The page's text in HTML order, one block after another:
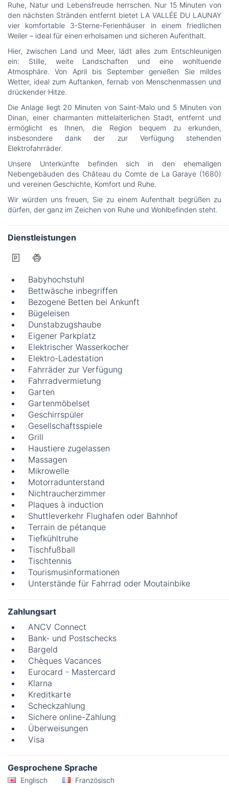
Ruhe, Natur und Lebensfreude herrschen. Nur 15 Minuten von
den nächsten Stränden entfernt bietet LA VALLÉE DU LAUNAY
vier komfortable 3-Sterne-Ferienhäuser in einem friedlichen
Weiler – ideal für einen erholsamen und sicheren Aufenthalt.
Hier, zwischen Land und Meer, lädt alles zum Entschleunigen
ein: Stille, weite Landschaften und eine wohltuende
Atmosphäre. Von April bis September genießen Sie mildes
Wetter, ideal zum Auftanken, fernab von Menschenmassen und
drückender Hitze.
Die Anlage liegt 20 Minuten von Saint-Malo und 5 Minuten von
Dinan, einer charmanten mittelalterlichen Stadt, entfernt und
ermöglicht es Ihnen, die Region bequem zu erkunden,
insbesondere dank der zur Verfügung stehenden
Elektrofahrräder.
Unsere Unterkünfte befinden sich in den ehemaligen
Nebengebäuden des Château du Comte de La Garaye (1680)
und vereinen Geschichte, Komfort und Ruhe.
Wir würden uns freuen, Sie zu einem Aufenthalt begrüßen zu
dürfen, der ganz im Zeichen von Ruhe und Wohlbefinden steht.
Dienstleistungen
Babyhochstuhl
Bettwäsche inbegriffen
Bezogene Betten bei Ankunft
Bügeleisen
Dunstabzugshaube
Eigener Parkplatz
Elektrischer Wasserkocher
Elektro-Ladestation
Fahrräder zur Verfügung
Fahrradvermietung
Garten
Gartenmöbelset
Geschirrspüler
Gesellschaftsspiele
Grill
Haustiere zugelassen
Massagen
Mikrowelle
Motorradunterstand
Nichtraucherzimmer
Plaques à induction
Shuttleverkehr Flughafen oder Bahnhof
Terrain de pétanque
Tiefkühltruhe
Tischfußball
Tischtennis
Tourismusinformationen
Unterstände für Fahrrad oder Moutainbike
Zahlungsart
ANCV Connect
Bank- und Postschecks
Bargeld
Chèques Vacances
Eurocard - Mastercard
Klarna
Kreditkarte
Scheckzahlung
Sichere online-Zahlung
Überweisungen
Visa
Gesprochene Sprache
Englisch Französisch